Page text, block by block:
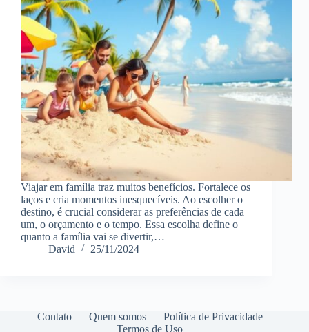
Viajar em família traz muitos benefícios. Fortalece os
laços e cria momentos inesquecíveis. Ao escolher o
destino, é crucial considerar as preferências de cada
um, o orçamento e o tempo. Essa escolha define o
quanto a família vai se divertir,…
David
25/11/2024
Contato Quem somos
Política de Privacidade
Termos de Uso